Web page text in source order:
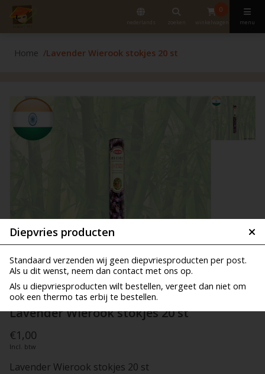
nederlands zoeken
0
winkelwagen menu
Diepvries producten
Standaard verzenden wij geen diepvriesproducten per post.
Als u dit wenst, neem dan contact met ons op.
Als u diepvriesproducten wilt bestellen, vergeet dan niet om
ook een thermo tas erbij te bestellen.
Home Lavender Wierook stokjes 20 st
Lavender Wierook stokjes 20 st
€1,00
Incl. btw
Lavender Wierook stokjes 20 st